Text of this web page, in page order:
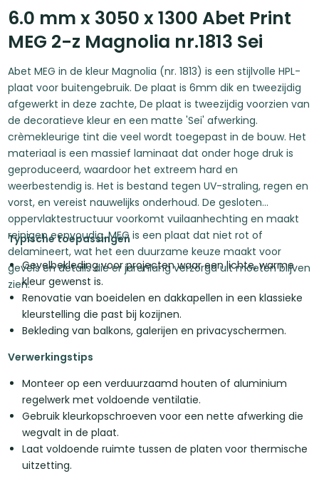
6.0 mm x 3050 x 1300 Abet Print
MEG 2-z Magnolia nr.1813 Sei
Abet MEG in de kleur Magnolia (nr. 1813) is een stijlvolle HPL-
plaat voor buitengebruik. De plaat is 6mm dik en tweezijdig
afgewerkt in deze zachte, De plaat is tweezijdig voorzien van
de decoratieve kleur en een matte 'Sei' afwerking.
crèmekleurige tint die veel wordt toegepast in de bouw. Het
materiaal is een massief laminaat dat onder hoge druk is
geproduceerd, waardoor het extreem hard en
weerbestendig is. Het is bestand tegen UV-straling, regen en
vorst, en vereist nauwelijks onderhoud. De gesloten
oppervlaktestructuur voorkomt vuilaanhechting en maakt
reinigen eenvoudig. MEG is een plaat dat niet rot of
delamineert, wat het een duurzame keuze maakt voor
gevels en details die er jarenlang verzorgd uit moeten blijven
zien.
Typische toepassingen
Gevelbekleding voor projecten waar een lichte, warme
kleur gewenst is.
Renovatie van boeidelen en dakkapellen in een klassieke
kleurstelling die past bij kozijnen.
Bekleding van balkons, galerijen en privacyschermen.
Verwerkingstips
Monteer op een verduurzaamd houten of aluminium
regelwerk met voldoende ventilatie.
Gebruik kleurkopschroeven voor een nette afwerking die
wegvalt in de plaat.
Laat voldoende ruimte tussen de platen voor thermische
uitzetting.